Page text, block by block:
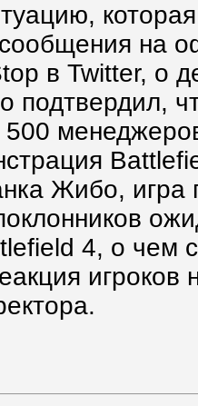
на
в Twitter, о
подтвердил,
500
Жибо, игра
4, о чем
игроков